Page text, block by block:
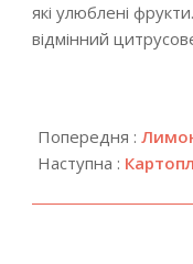
які улюблені
відмінний
03-
06
Попередня :
Наступна :